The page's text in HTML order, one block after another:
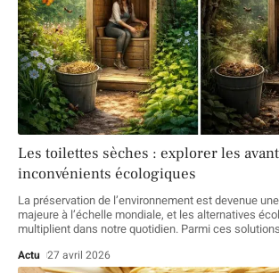
Les toilettes sèches : explorer les
inconvénients écologiques
La préservation de l’environnement est devenue
majeure à l’échelle mondiale, et les alternatives
multiplient dans notre quotidien. Parmi ces
Actu 27 avril 2026